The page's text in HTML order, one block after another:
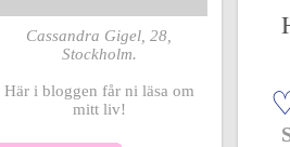
Cassandra Gigel, 28,
Stockholm.
Här i bloggen får ni läsa om
mitt liv!